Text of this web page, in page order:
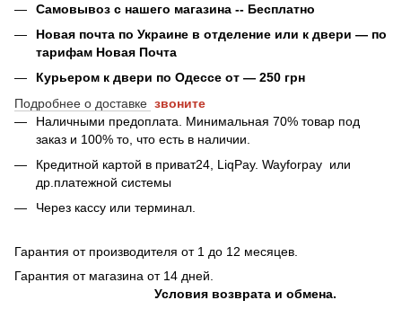
Самовывоз с нашего магазина -- Бесплатно
Новая почта по Украине в отделение или к двери — по
тарифам Новая Почта
Курьером к двери по Одессе от — 250 грн
Подробнее о доставке звоните
Наличными предоплата. Минимальная 70% товар под
заказ и 100% то, что есть в наличии.
Кредитной картой в приват24, LiqPay. Wayforpay или
др.платежной системы
Через кассу или терминал.
Гарантия от производителя от 1 до 12 месяцев.
Гарантия от магазина от 14 дней.
Условия возврата и обмена.